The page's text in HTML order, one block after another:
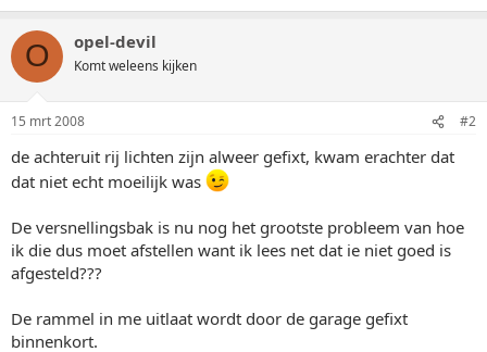
O opel-devil
Komt weleens kijken
15 mrt 2008 #2
de achteruit rij lichten zijn alweer gefixt, kwam erachter dat
dat niet echt moeilijk was
De versnellingsbak is nu nog het grootste probleem van hoe
ik die dus moet afstellen want ik lees net dat ie niet goed is
afgesteld???
De rammel in me uitlaat wordt door de garage gefixt
binnenkort.